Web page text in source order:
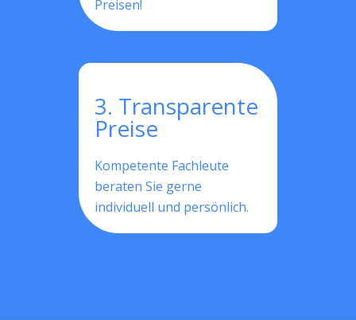
Preisen!
3. Transparente
Preise
Kompetente Fachleute
beraten Sie gerne
individuell und persönlich.